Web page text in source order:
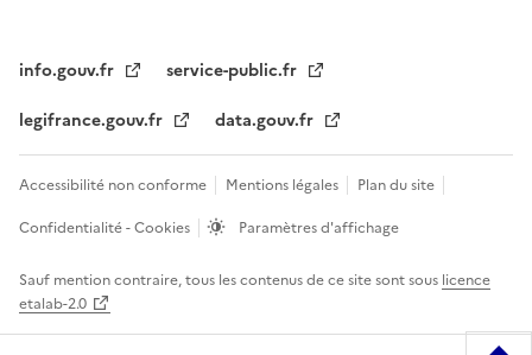
info.gouv.fr
service-public.fr
legifrance.gouv.fr
data.gouv.fr
Accessibilité non conforme Mentions légales
Plan du site
Confidentialité - Cookies
Paramètres d'affichage
Sauf mention contraire, tous les contenus de ce site sont sous licence
etalab-2.0